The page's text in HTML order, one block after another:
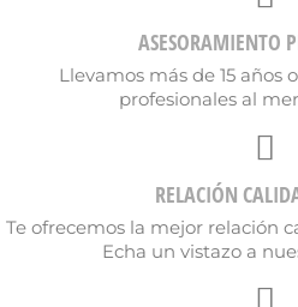
ASESORAMIENTO
Llevamos más de 15 años
profesionales al
RELACIÓN
Te ofrecemos la mejor relación
Echa un vistazo a